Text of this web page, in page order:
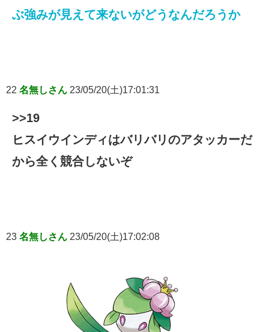
ぶ強みが見えて来ないがどうなんだろうか
22 名無しさん 23/05/20(土)17:01:31
>>19
ヒスイウインディはバリバリのアタッカーだ
から全く競合しないぞ
23 名無しさん 23/05/20(土)17:02:08